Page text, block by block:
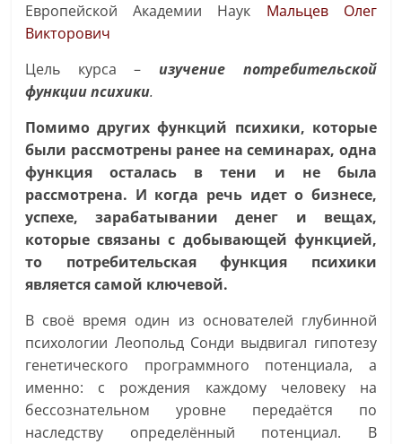
Европейской Академии Наук Мальцев Олег
Викторович
Цель курса – изучение потребительской
функции психики.
Помимо других функций психики, которые
были рассмотрены ранее на семинарах, одна
функция осталась в тени и не была
рассмотрена. И когда речь идет о бизнесе,
успехе, зарабатывании денег и вещах,
которые связаны с добывающей функцией,
то потребительская функция психики
является самой ключевой.
В своё время один из основателей глубинной
психологии Леопольд Сонди выдвигал гипотезу
генетического программного потенциала, а
именно: с рождения каждому человеку на
бессознательном уровне передаётся по
наследству определённый потенциал. В